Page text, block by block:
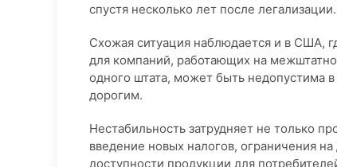
спустя несколько лет после легализации.
Схожая ситуация наблюдается и в США,
для компаний, работающих на
одного штата, может быть недопустима
дорогим.
Нестабильность затрудняет не только
введение новых налогов, ограничения
доступности продукции для